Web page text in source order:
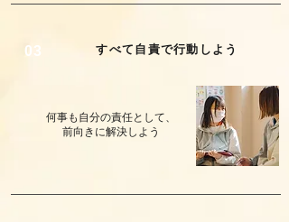
​すべて自責で行動しよう
03
何事も自分の責任として、
前向きに解決しよう